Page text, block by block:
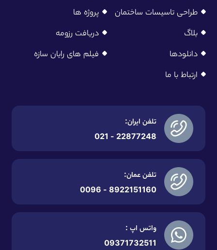
طراحی تاسیسات ساختمان پروژه ها
بلاگ دریافت رزومه
دانلودها فیلم های رایان سازه
ارتباط با ما
تلفن ایران:
22877248 - 021
تلفن عمان:
8922151160 - 0096
واتس اپ :
09371732511